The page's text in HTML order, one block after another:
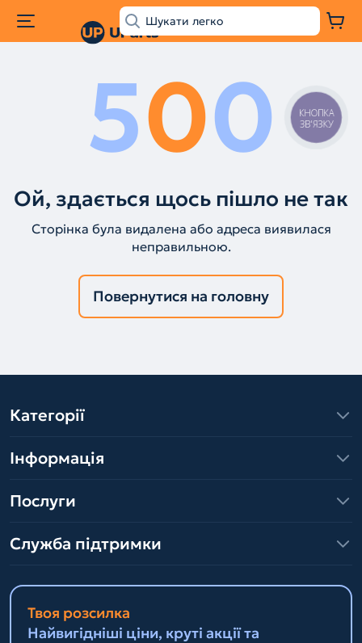
500
Ой, здається щось пішло не так
Сторінка була видалена або адреса виявилася
неправильною.
Повернутися на головну
Категорії
Інформація
Послуги
Служба підтримки
Твоя розсилка
Найвигідніші ціни, круті акції та
КНОПКА
ЗВ'ЯЗКУ